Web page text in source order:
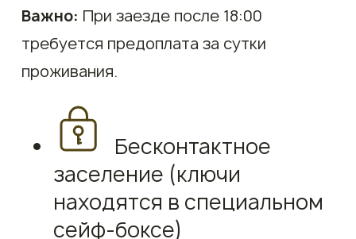
Важно: При заезде после 18:00
требуется предоплата за сутки
проживания.
Бесконтактное
заселение (ключи
находятся в специальном
сейф-боксе)